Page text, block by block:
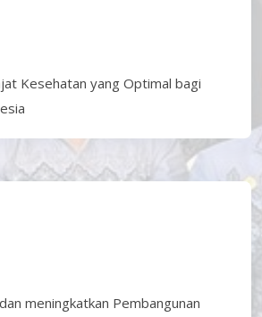
Kesehatan yang Optimal bagi
meningkatkan Pembangunan